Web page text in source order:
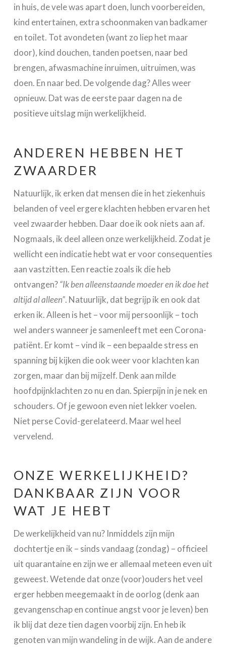
in huis, de vele was apart doen, lunch voorbereiden,
kind entertainen, extra schoonmaken van badkamer
en toilet. Tot avondeten (want zo liep het maar
door), kind douchen, tanden poetsen, naar bed
brengen, afwasmachine inruimen, uitruimen, was
doen. En naar bed. De volgende dag? Alles weer
opnieuw. Dat was de eerste paar dagen na de
positieve uitslag mijn werkelijkheid.
ANDEREN HEBBEN HET
ZWAARDER
Natuurlijk, ik erken dat mensen die in het ziekenhuis
belanden of veel ergere klachten hebben ervaren het
veel zwaarder hebben. Daar doe ik ook niets aan af.
Nogmaals, ik deel alleen onze werkelijkheid. Zodat je
wellicht een indicatie hebt wat er voor consequenties
aan vastzitten. Een reactie zoals ik die heb
ontvangen?“Ik ben alleenstaande moeder en ik doe het
altijd al alleen”. Natuurlijk, dat begrijp ik en ook dat
erken ik. Alleen is het – voor mij persoonlijk – toch
wel anders wanneer je samenleeft met een Corona-
patiënt. Er komt – vind ik – een bepaalde stress en
spanning bij kijken die ook weer voor klachten kan
zorgen, maar dan bij mijzelf. Denk aan milde
hoofdpijnklachten zo nu en dan. Spierpijn in je nek en
schouders. Of je gewoon even niet lekker voelen.
Niet perse Covid-gerelateerd. Maar wel heel
vervelend.
ONZE WERKELIJKHEID?
DANKBAAR ZIJN VOOR
WAT JE HEBT
De werkelijkheid van nu? Inmiddels zijn mijn
dochtertje en ik – sinds vandaag (zondag) – officieel
uit quarantaine en zijn we er allemaal meteen even uit
geweest. Wetende dat onze (voor)ouders het veel
erger hebben meegemaakt in de oorlog (denk aan
gevangenschap en continue angst voor je leven) ben
ik blij dat deze tien dagen voorbij zijn. En heb ik
genoten van mijn wandeling in de wijk. Aan de andere